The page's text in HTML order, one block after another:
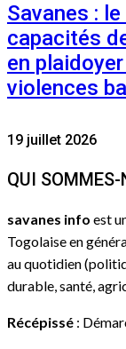
Savanes :
capacités
en
violences
19 juillet 2026
QUI SOMMES-
savanes info est
Togolaise en
au quotidien
durable, santé,
Récépissé :